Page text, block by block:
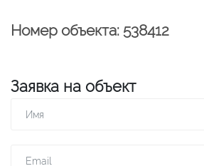
Номер объекта: 538412
Заявка на объект